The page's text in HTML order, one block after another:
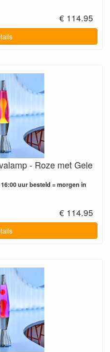
€ 114.95
- Roze met Gele
uur besteld = morgen in
€ 114.95